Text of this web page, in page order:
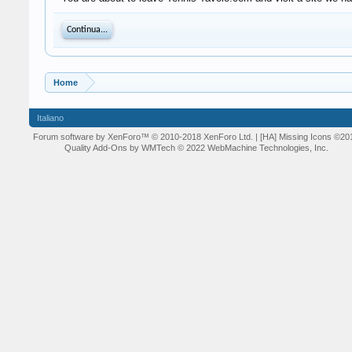
Continua...
Home
Italiano
Forum software by XenForo™ © 2010-2018 XenForo Ltd. | [HA] Missing Icons
Quality Add-Ons by WMTech © 2022 WebMachine Technologies, Inc.